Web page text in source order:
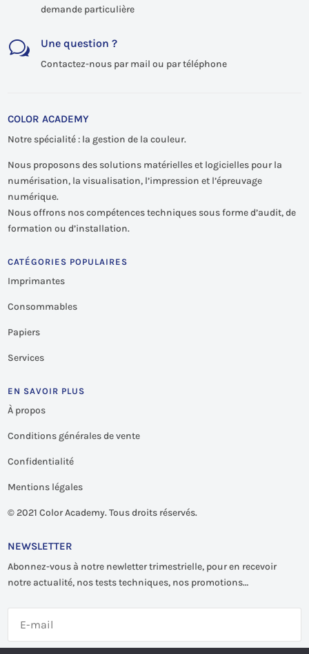
demande particulière
w Une question ?
Contactez-nous par mail ou par téléphone
COLOR ACADEMY
Notre spécialité : la gestion de la couleur.
Nous proposons des solutions matérielles et logicielles pour la
numérisation, la visualisation, l’impression et l’épreuvage
numérique.
Nous offrons nos compétences techniques sous forme d’audit, de
formation ou d’installation.
CATÉGORIES POPULAIRES
Imprimantes
Consommables
Papiers
Services
EN SAVOIR PLUS
À propos
Conditions générales de vente
Confidentialité
Mentions légales
© 2021 Color Academy. Tous droits réservés.
NEWSLETTER
Abonnez-vous à notre newletter trimestrielle, pour en recevoir
notre actualité, nos tests techniques, nos promotions…